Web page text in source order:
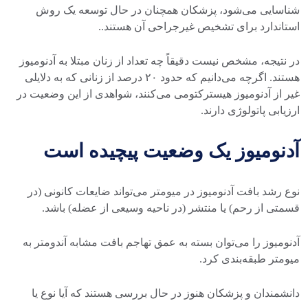
شناسایی می‌شود، پزشکان همچنان در حال توسعه یک روش
استاندارد برای تشخیص غیرجراحی آن هستند..
در نتیجه، مشخص نیست دقیقاً چه تعداد از زنان مبتلا به آدنومیوز
هستند. اگرچه می‌دانیم که حدود ۲۰ درصد از زنانی که به دلایلی
غیر از آدنومیوز هیسترکتومی می‌کنند، شواهدی از این وضعیت در
ارزیابی پاتولوژی دارند.
آدنومیوز یک وضعیت پیچیده است
نوع رشد بافت آدنومیوز در میومتر می‌تواند ضایعات کانونی (در
قسمتی از رحم) یا منتشر (در ناحیه وسیعی از عضله) باشد.
آدنومیوز را می‌توان بسته به عمق تهاجم بافت مشابه آندومتر به
میومتر طبقه‌بندی کرد.
دانشمندان و پزشکان هنوز در حال بررسی هستند که آیا نوع یا